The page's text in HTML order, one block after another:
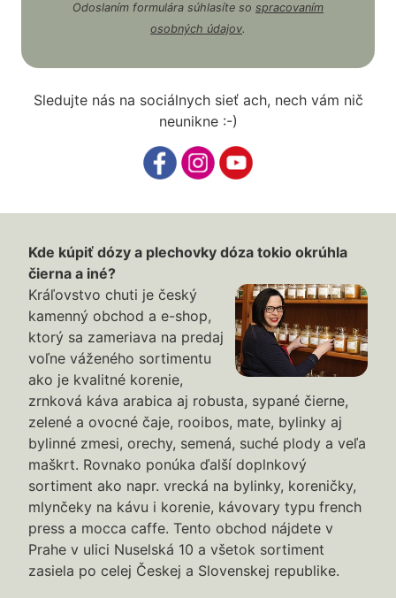
Odoslaním formulára súhlasíte so spracovaním
osobných údajov.
Sledujte nás na sociálnych sieť ach, nech vám nič
neunikne :-)
Kde kúpiť dózy a plechovky dóza tokio okrúhla
čierna a iné?
Kráľovstvo chuti je český
kamenný obchod a e-shop,
ktorý sa zameriava na predaj
voľne váženého sortimentu
ako je kvalitné korenie,
zrnková káva arabica aj robusta, sypané čierne,
zelené a ovocné čaje, rooibos, mate, bylinky aj
bylinné zmesi, orechy, semená, suché plody a veľa
maškrt. Rovnako ponúka ďalší doplnkový
sortiment ako napr. vrecká na bylinky, koreničky,
mlynčeky na kávu i korenie, kávovary typu french
press a mocca caffe. Tento obchod nájdete v
Prahe v ulici Nuselská 10 a všetok sortiment
zasiela po celej Českej a Slovenskej republike.